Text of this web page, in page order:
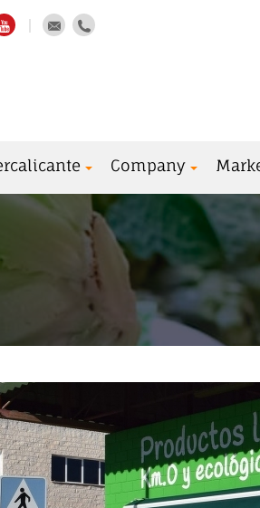
Company